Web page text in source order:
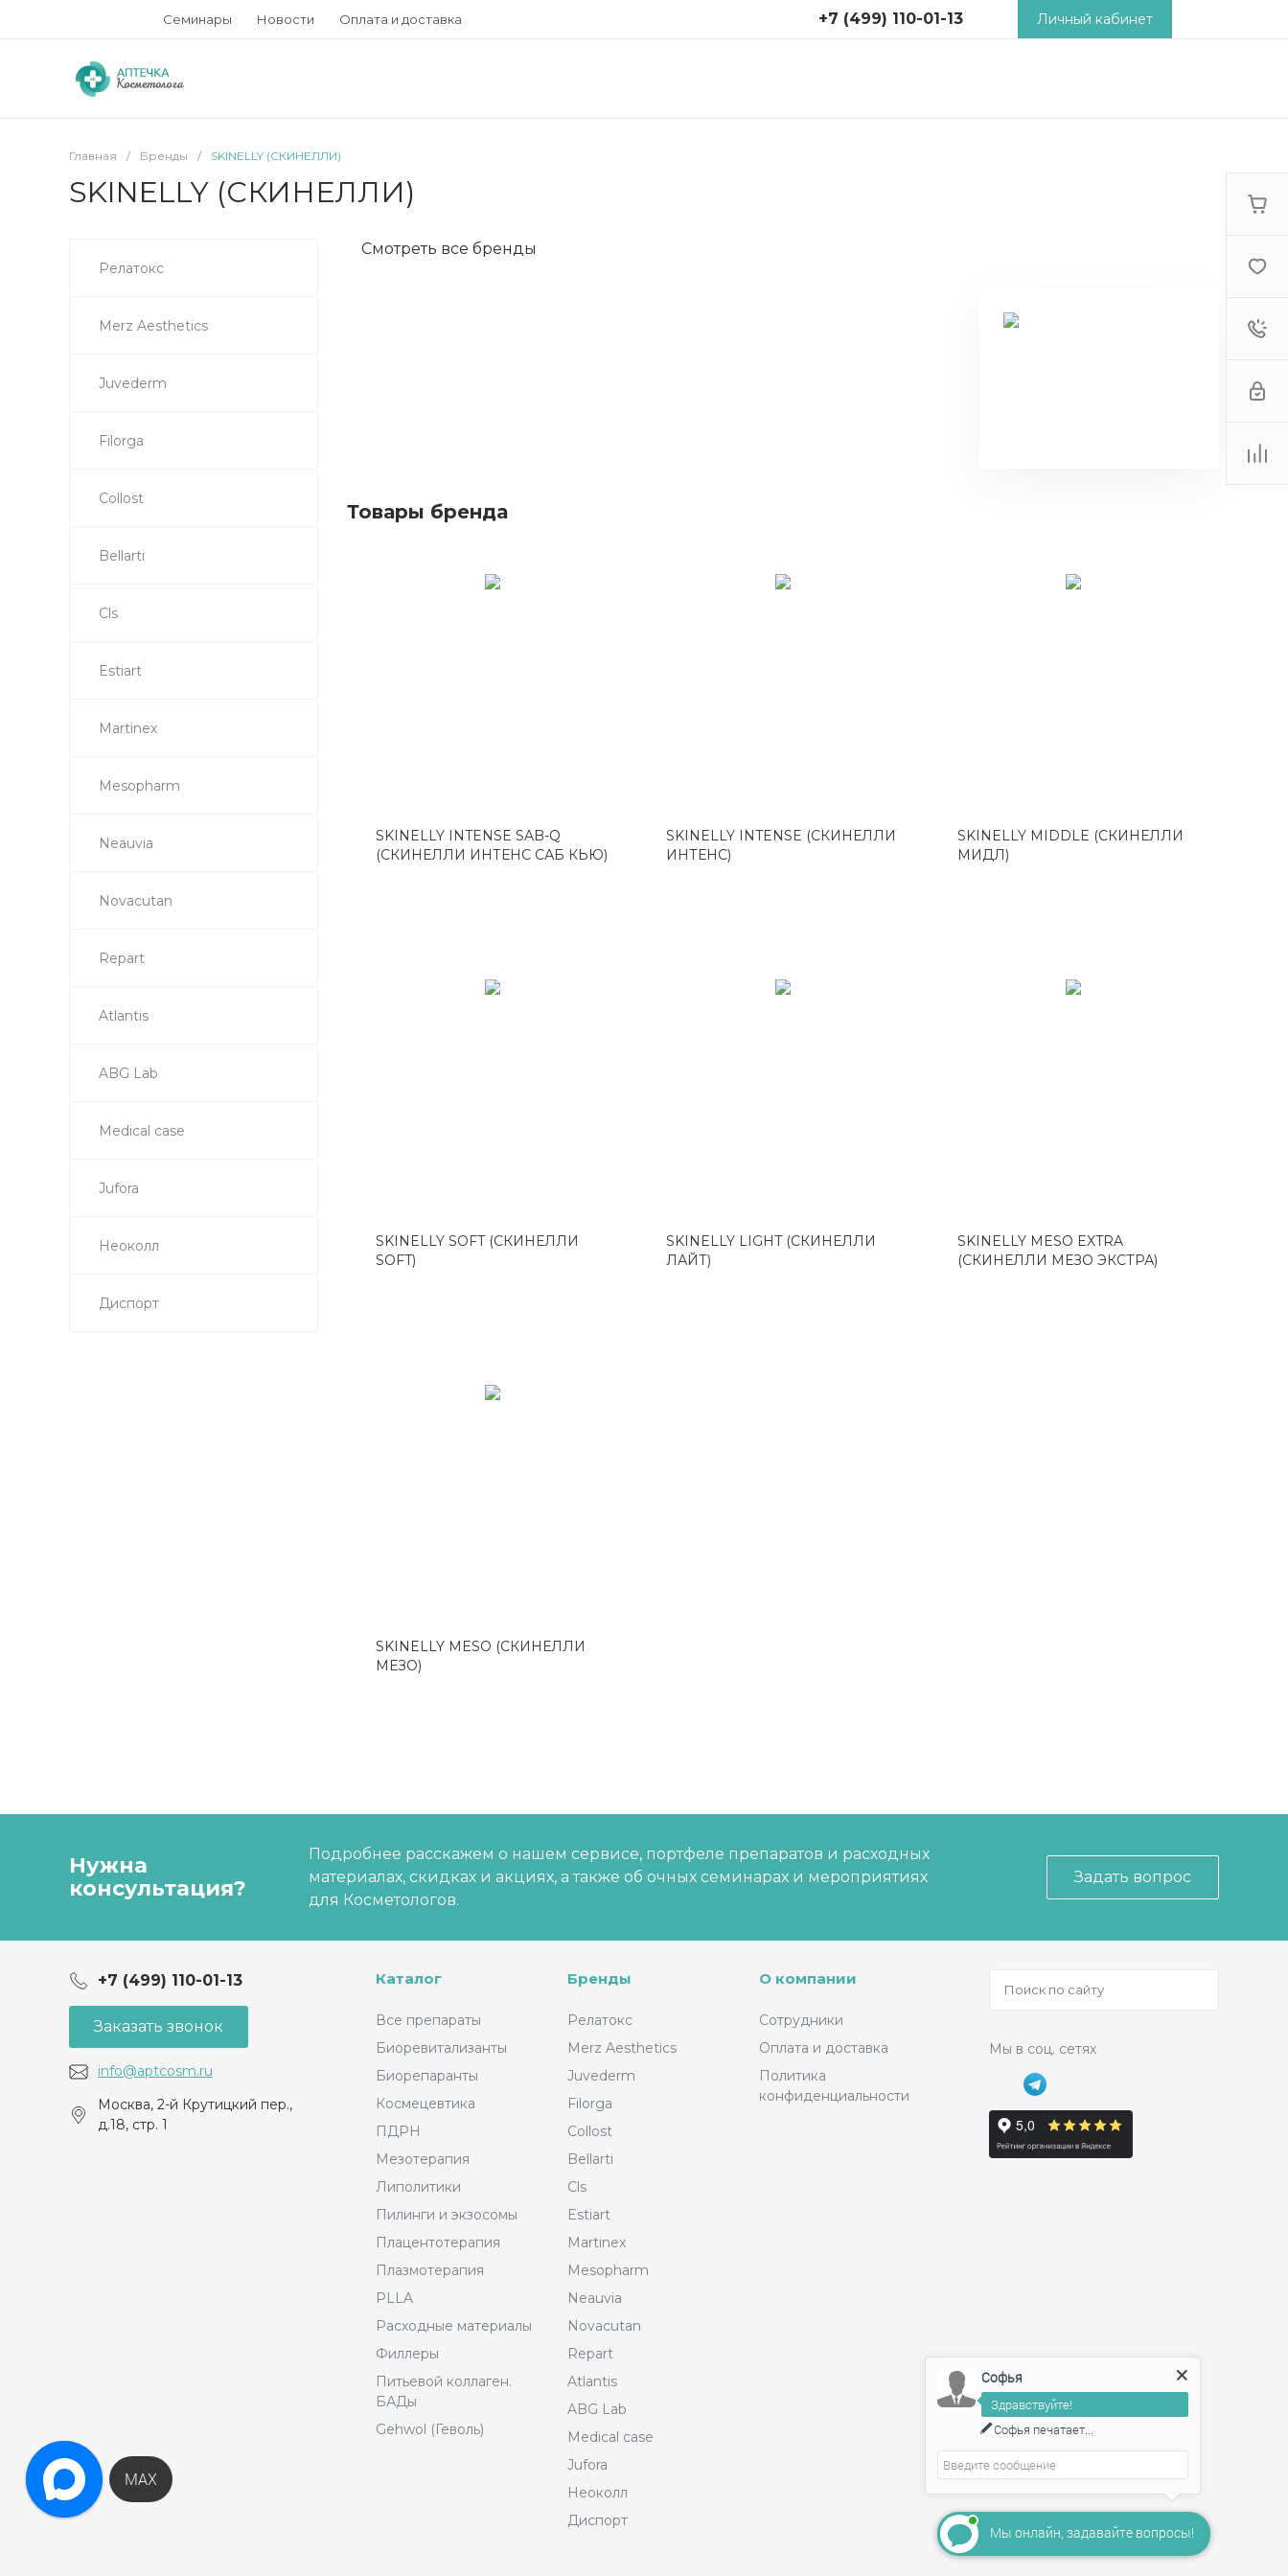
Семинары Новости Оплата и доставка +7 (499) 110-01-13 Личный кабинет
Главная / Бренды / SKINELLY (СКИНЕЛЛИ)
SKINELLY (СКИНЕЛЛИ)
Релатокс
Merz Aesthetics
Juvederm
Filorga
Collost
Bellarti
Cls
Estiart
Martinex
Mesopharm
Neauvia
Novacutan
Repart
Atlantis
ABG Lab
Medical case
Jufora
Неоколл
Диспорт
Смотреть все бренды
Товары бренда
SKINELLY INTENSE SAB-Q
(СКИНЕЛЛИ ИНТЕНС САБ КЬЮ)
SKINELLY INTENSE (СКИНЕЛЛИ
ИНТЕНС)
SKINELLY MIDDLE (СКИНЕЛЛИ
МИДЛ)
SKINELLY SOFT (СКИНЕЛЛИ
SOFT)
SKINELLY LIGHT (СКИНЕЛЛИ
ЛАЙТ)
SKINELLY MESO EXTRA
(СКИНЕЛЛИ МЕЗО ЭКСТРА)
SKINELLY MESO (СКИНЕЛЛИ
МЕЗО)
Нужна
консультация?
Подробнее расскажем о нашем сервисе, портфеле препаратов и расходных
материалах, скидках и акциях, а также об очных семинарах и мероприятиях
для Косметологов.
Задать вопрос
+7 (499) 110-01-13
Заказать звонок
info@aptcosm.ru
Москва, 2-й Крутицкий пер.,
д.18, стр. 1
Каталог
Все препараты
Биоревитализанты
Биорепаранты
Космецевтика
ПДРН
Мезотерапия
Липолитики
Пилинги и экзосомы
Плацентотерапия
Плазмотерапия
PLLA
Расходные материалы
Филлеры
Питьевой коллаген.
БАДы
Gehwol (Геволь)
Бренды
Релатокс
Merz Aesthetics
Juvederm
Filorga
Collost
Bellarti
Cls
Estiart
Martinex
Mesopharm
Neauvia
Novacutan
Repart
Atlantis
ABG Lab
Medical case
Jufora
Неоколл
Диспорт
О компании
Сотрудники
Оплата и доставка
Политика
конфиденциальности
Мы в соц. сетях
MAX
Мы онлайн, задавайте вопросы!
Софья
Здравствуйте!
Софья печатает...